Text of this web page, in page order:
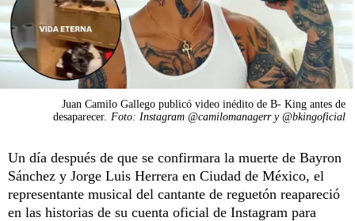
Juan Camilo Gallego publicó video inédito de B- King antes de
desaparecer. Foto: Instagram @camilomanagerr y @bkingoficial
Un día después de que se confirmara la muerte de Bayron
Sánchez y Jorge Luis Herrera en Ciudad de México, el
representante musical del cantante de reguetón reapareció
en las historias de su cuenta oficial de Instagram para